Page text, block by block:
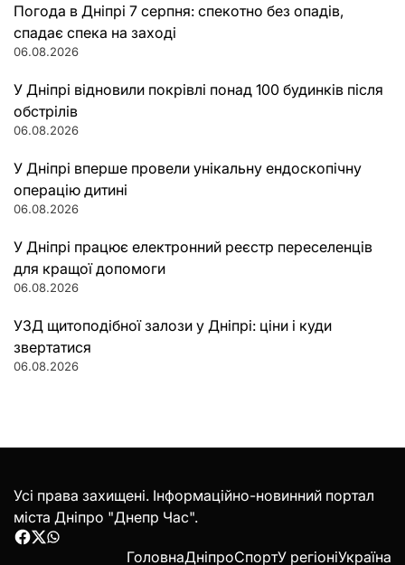
Погода в Дніпрі 7 серпня: спекотно без опадів,
спадає спека на заході
06.08.2026
У Дніпрі відновили покрівлі понад 100 будинків після
обстрілів
06.08.2026
У Дніпрі вперше провели унікальну ендоскопічну
операцію дитині
06.08.2026
У Дніпрі працює електронний реєстр переселенців
для кращої допомоги
06.08.2026
УЗД щитоподібної залози у Дніпрі: ціни і куди
звертатися
06.08.2026
Усі права захищені. Інформаційно-новинний портал
міста Дніпро "Днепр Час".
Facebook
Twitter
WhatsApp
ГоловнаДніпроСпортУ регіоніУкраїна